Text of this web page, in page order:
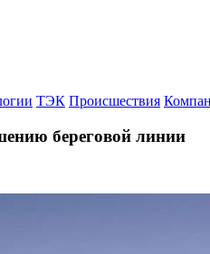
ТЭК Происшествия
береговой линии